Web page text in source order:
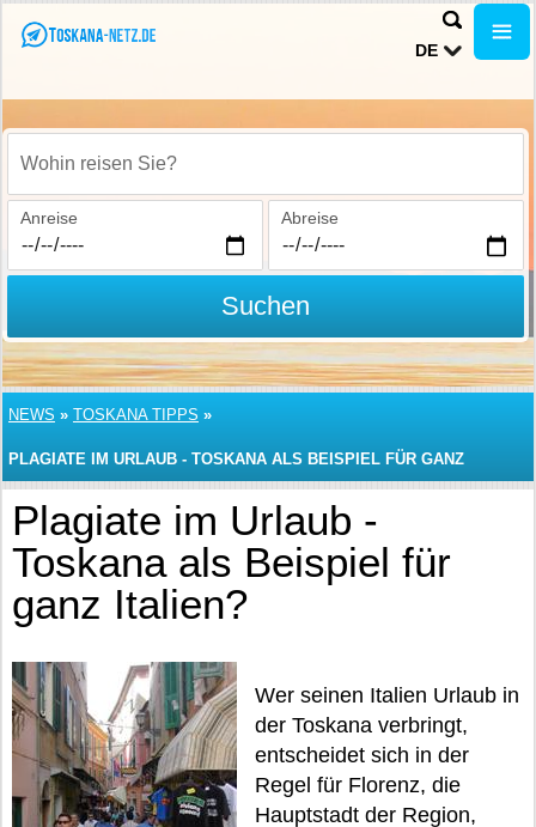
DE
Wohin reisen Sie?
Anreise Abreise
Suchen
NEWS » TOSKANA TIPPS »
PLAGIATE IM URLAUB - TOSKANA ALS BEISPIEL FÜR GANZ
ITALIEN?
Plagiate im Urlaub -
Toskana als Beispiel für
ganz Italien?
Wer seinen Italien Urlaub in
der Toskana verbringt,
entscheidet sich in der
Regel für Florenz, die
Hauptstadt der Region,